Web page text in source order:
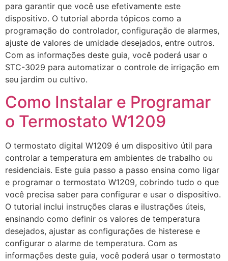
para garantir que você use efetivamente este
dispositivo. O tutorial aborda tópicos como a
programação do controlador, configuração de alarmes,
ajuste de valores de umidade desejados, entre outros.
Com as informações deste guia, você poderá usar o
STC-3029 para automatizar o controle de irrigação em
seu jardim ou cultivo.
Como Instalar e Programar
o Termostato W1209
O termostato digital W1209 é um dispositivo útil para
controlar a temperatura em ambientes de trabalho ou
residenciais. Este guia passo a passo ensina como ligar
e programar o termostato W1209, cobrindo tudo o que
você precisa saber para configurar e usar o dispositivo.
O tutorial inclui instruções claras e ilustrações úteis,
ensinando como definir os valores de temperatura
desejados, ajustar as configurações de histerese e
configurar o alarme de temperatura. Com as
informações deste guia, você poderá usar o termostato